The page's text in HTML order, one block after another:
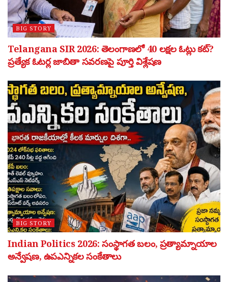
BIG STORY
Telangana SIR 2026: తెలంగాణలో 40 లక్షల ఓట్లు కట్?
ప్రత్యేక ఓటర్ల జాబితా సవరణపై పూర్తి విశ్లేషణ
BIG STORY
Indian Politics 2026: సంస్థాగత బలం, ప్రత్యామ్నాయాల
అన్వేషణ, ఉపఎన్నికల సంకేతాలు